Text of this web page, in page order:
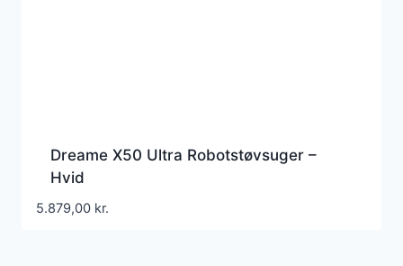
Dreame X50 Ultra Robotstøvsuger –
Hvid
5.879,00 kr.